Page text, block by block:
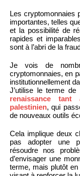
Les cryptomonnaies
importantes, telles
et la possibilité de
rapides et
sont à l’abri de la
Je vois de
cryptomonnaies, en
institutionnellement
J’utilise le terme
renaissance tant
palestinien, qui
de nouveaux outils
Cela implique deux
pas adopter une
résoudre nos
d’envisager une
terme, mais plutôt en